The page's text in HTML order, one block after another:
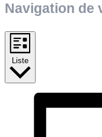
Navigation de
Liste